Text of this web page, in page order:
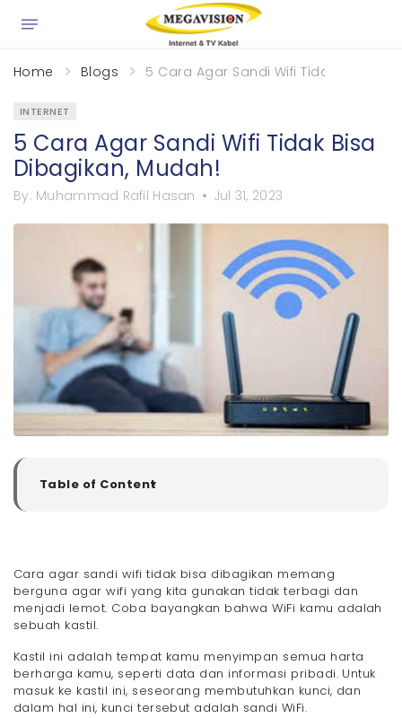
Home Blogs 5 Cara Agar Sandi Wifi Tidak Bisa
INTERNET
5 Cara Agar Sandi Wifi Tidak Bisa
Dibagikan, Mudah!
By: Muhammad Rafil Hasan Jul 31, 2023
Table of Content
▼
- 3. Kuota Wifi yang Hemat
5 Cara Agar Sandi Wifi Tidak Bisa Dibagikan
- 1. Membuat Kata Sandi yang Kuat
- 3. Jangan Memberikan Kata Sandi ke
Sembarang Orang
- 4. Buat Ruang Tamu untuk Pengunjung
Cara agar sandi wifi tidak bisa dibagikan memang
berguna agar wifi yang kita gunakan tidak terbagi dan
menjadi lemot. Coba bayangkan bahwa WiFi kamu adalah
sebuah kastil.
Kastil ini adalah tempat kamu menyimpan semua harta
berharga kamu, seperti data dan informasi pribadi. Untuk
masuk ke kastil ini, seseorang membutuhkan kunci, dan
dalam hal ini, kunci tersebut adalah sandi WiFi.